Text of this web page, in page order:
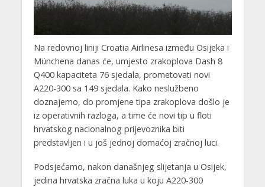
Na redovnoj liniji Croatia Airlinesa između Osijeka i
Münchena danas će, umjesto zrakoplova Dash 8
Q400 kapaciteta 76 sjedala, prometovati novi
A220-300 sa 149 sjedala. Kako neslužbeno
doznajemo, do promjene tipa zrakoplova došlo je
iz operativnih razloga, a time će novi tip u floti
hrvatskog nacionalnog prijevoznika biti
predstavljen i u još jednoj domaćoj zračnoj luci.
Podsjećamo, nakon današnjeg slijetanja u Osijek,
jedina hrvatska zračna luka u koju A220-300